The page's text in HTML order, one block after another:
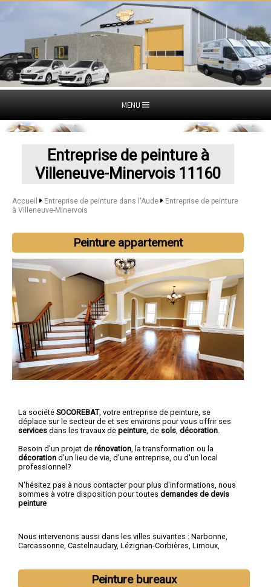
MENU
Entreprise de peinture à
Villeneuve-Minervois 11160
Accueil Entreprise de peinture dans l'Aude
Entreprise de peinture
à Villeneuve-Minervois
Peinture appartement
La société SOCOREBAT, votre entreprise de peinture, se
déplace sur le secteur de et ses environs pour vous offrir ses
services dans les travaux de peinture , de sols décoration
Besoin d'un projet de rénovation , la transformation ou la
décoration d'un lieu de vie, d'une entreprise, ou d'un local
professionnel?
N'hésitez pas à nous contacter pour plus d'informations, nous
sommes à votre disposition pour toutes demandes de devis
peinture
Nous intervenons aussi dans les villes suivantes : Narbonne,
Carcassonne, Castelnaudary, Lézignan-Corbières, Limoux,
Peinture bureaux